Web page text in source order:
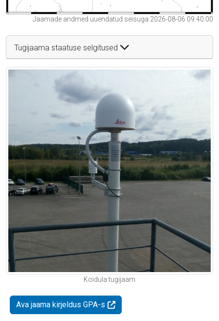
Jaamade andmed uuendatud seisuga 2026-08-06 09:40:00
Tugijaama staatuse selgitused
Koidula tugijaam
Ava jaama kirjeldus GPA-s